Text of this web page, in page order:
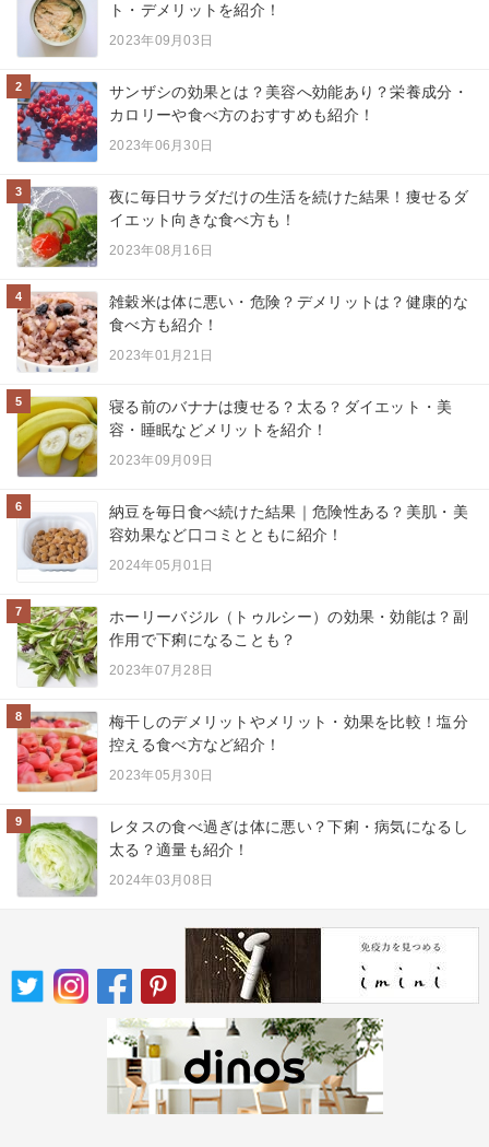
ト・デメリットを紹介！
2023年09月03日
2
サンザシの効果とは？美容へ効能あり？栄養成分・
カロリーや食べ方のおすすめも紹介！
2023年06月30日
3
夜に毎日サラダだけの生活を続けた結果！痩せるダ
イエット向きな食べ方も！
2023年08月16日
4
雑穀米は体に悪い・危険？デメリットは？健康的な
食べ方も紹介！
2023年01月21日
5
寝る前のバナナは痩せる？太る？ダイエット・美
容・睡眠などメリットを紹介！
2023年09月09日
6
納豆を毎日食べ続けた結果｜危険性ある？美肌・美
容効果など口コミとともに紹介！
2024年05月01日
7
ホーリーバジル（トゥルシー）の効果・効能は？副
作用で下痢になることも？
2023年07月28日
8
梅干しのデメリットやメリット・効果を比較！塩分
控える食べ方など紹介！
2023年05月30日
9
レタスの食べ過ぎは体に悪い？下痢・病気になるし
太る？適量も紹介！
2024年03月08日